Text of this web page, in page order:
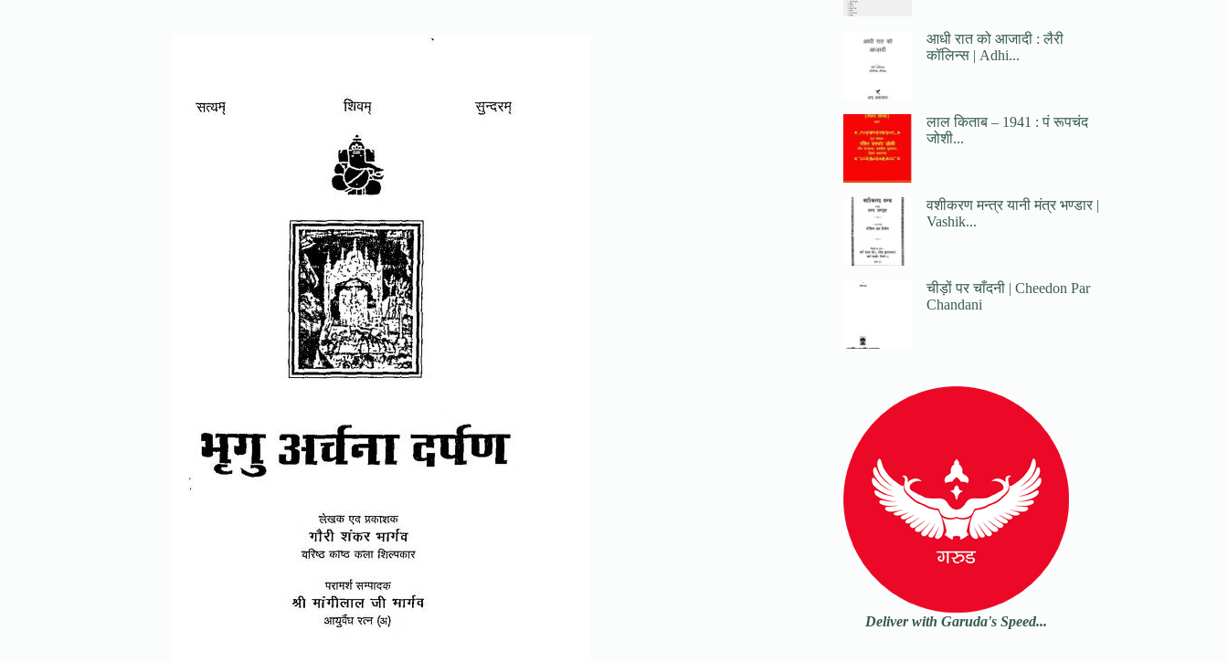
आधी रात को आजादी : लैरी
कॉलिन्स | Adhi...
लाल किताब – 1941 : पं रूपचंद
जोशी...
वशीकरण मन्त्र यानी मंत्र भण्डार |
Vashik...
चीड़ों पर चाँदनी | Cheedon Par
Chandani
Deliver with Garuda's Speed...